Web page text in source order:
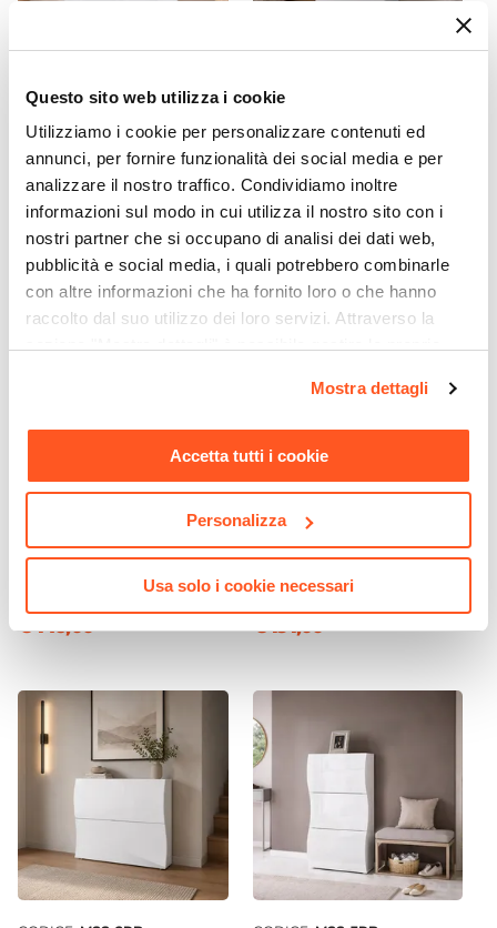
Questo sito web utilizza i cookie
Utilizziamo i cookie per personalizzare contenuti ed
annunci, per fornire funzionalità dei social media e per
analizzare il nostro traffico. Condividiamo inoltre
informazioni sul modo in cui utilizza il nostro sito con i
nostri partner che si occupano di analisi dei dati web,
pubblicità e social media, i quali potrebbero combinarle
con altre informazioni che ha fornito loro o che hanno
raccolto dal suo utilizzo dei loro servizi. Attraverso la
momento. Per maggiori informazioni si invita a leggere la
Mostra dettagli
Accetta tutti i cookie
Personalizza
Usa solo i cookie necessari
Finitura
2 ante
Numero Cassetti
4 cassetti
Numero Vani
7 vani
Caratteristiche
Vano interno con mensola
Cassettiera 89x81h cm con
4 cassetti bianco lucido -
Moss
€ 217,00
Comodino 42x41h cm con 2
cassetti bianco lucido -
Moss
€ 95,00
bianco lucido - Moss
€ 146,00
Madia 90x81h cm con 1 anta
e 4 cassetti bianco lucido -
Moss
€ 191,00